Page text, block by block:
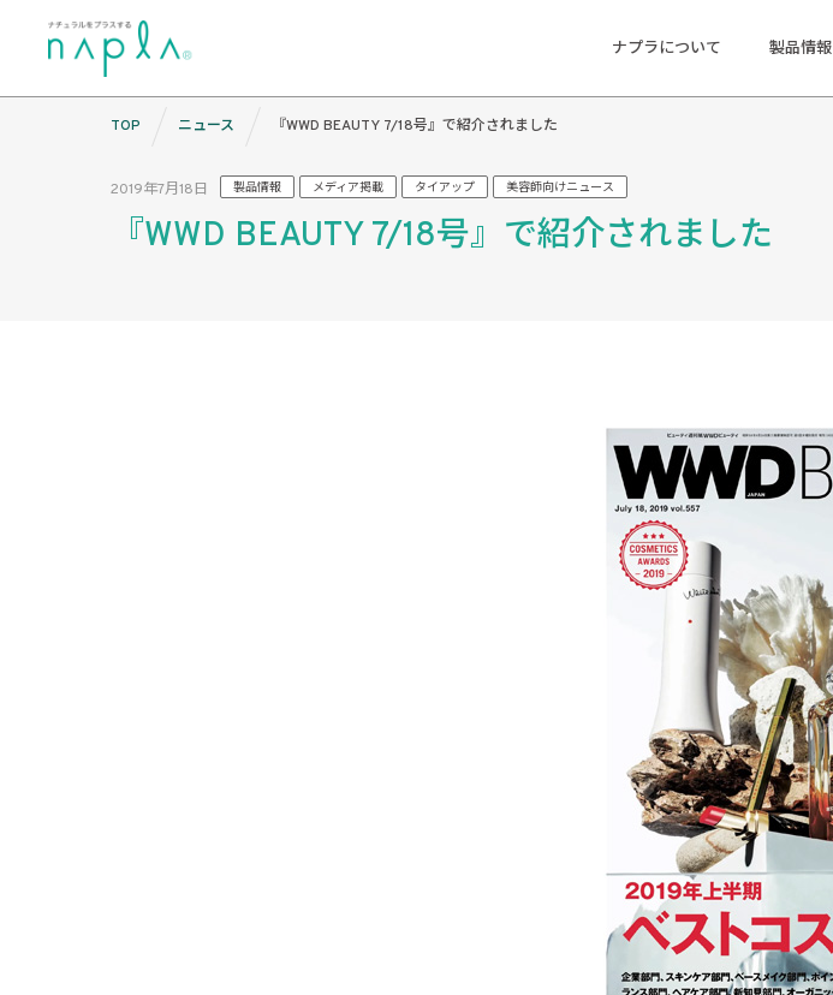
ナプラについて 製品情報
2019年7月18日 製品情報 メディア掲載 タイアップ 美容師向けニュース
『WWD BEAUTY 7/18号』で紹介されました
TOP ニュース 『WWD BEAUTY 7/18号』で紹介されました